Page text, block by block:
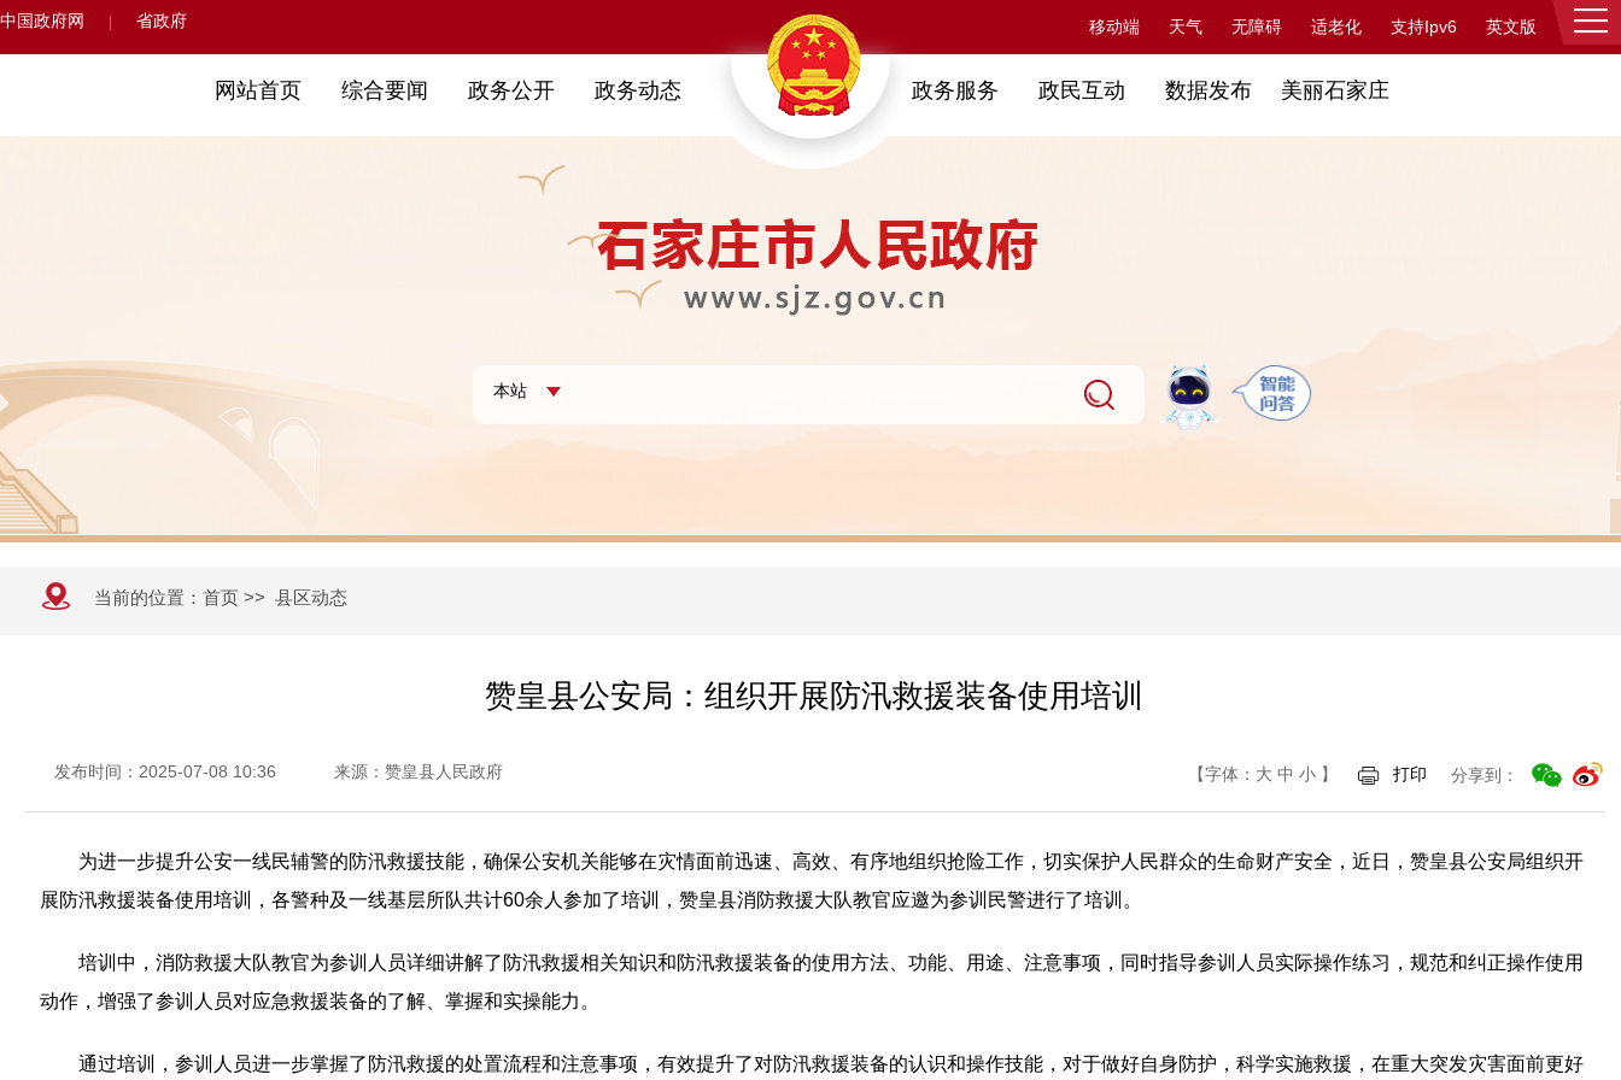
中国政府网 省政府 移动端 天气 无障碍 适老化 支持Ipv6 英文版 登录
网站首页 综合要闻 政务公开 政务动态 政务服务 政民互动 数据发布 美丽石家庄
当前的位置： 首页 >> 县区动态
赞皇县公安局：组织开展防汛救援装备使用培训
发布时间：2025-07-08 10:36 来源：赞皇县人民政府 【字体： 大 中 小 】 打印 分享到：
为进一步提升公安一线民辅警的防汛救援技能，确保公安机关能够在灾情面前迅速、高效、有序地组织抢险工作，切实保护人民群众的生命财产安全，近日，赞皇县公安局组织开
展防汛救援装备使用培训，各警种及一线基层所队共计60余人参加了培训，赞皇县消防救援大队教官应邀为参训民警进行了培训。
培训中，消防救援大队教官为参训人员详细讲解了防汛救援相关知识和防汛救援装备的使用方法、功能、用途、注意事项，同时指导参训人员实际操作练习，规范和纠正操作使用
动作，增强了参训人员对应急救援装备的了解、掌握和实操能力。
通过培训，参训人员进一步掌握了防汛救援的处置流程和注意事项，有效提升了对防汛救援装备的认识和操作技能，对于做好自身防护，科学实施救援，在重大突发灾害面前更好